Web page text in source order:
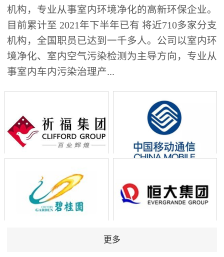
机构，专业从事室内环境净化的高新环保企业。
目前累计至 2021年下半年已有 将近710多家分支
机构，全国职员已达到一千多人。公司以室内环
境净化、室内空气污染检测为主导方向，专业从
事室内车内污染治理产...
更多